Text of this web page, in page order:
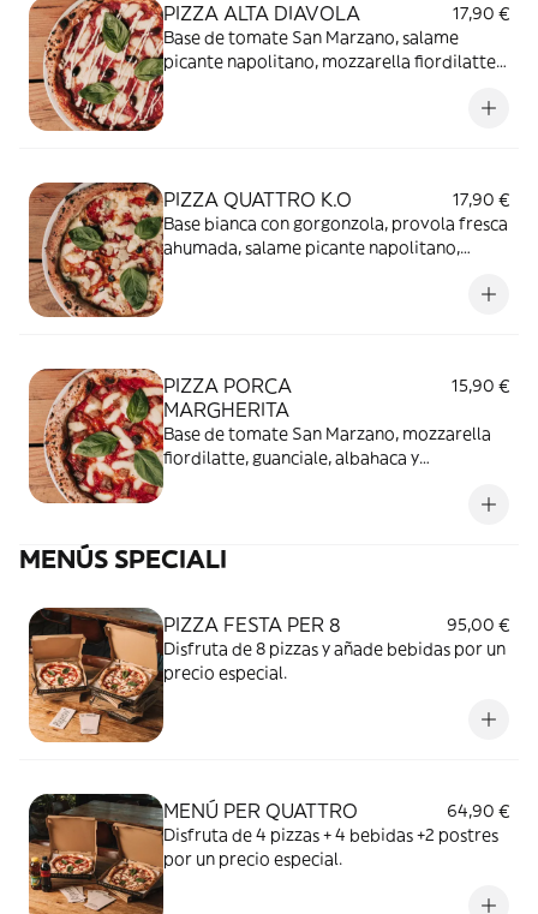
PIZZA ALTA DIAVOLA
17,90 €
Base de tomate San Marzano, salame
picante napolitano, mozzarella fiordilatte,
PIZZA QUATTRO K.O
17,90 €
Base bianca con gorgonzola, provola fresca
ahumada, salame picante napolitano,
PIZZA PORCA
MARGHERITA
15,90 €
Base de tomate San Marzano, mozzarella
fiordilatte, guanciale, albahaca y
MENÚS SPECIALI
PIZZA FESTA PER 8
95,00 €
Disfruta de 8 pizzas y añade bebidas por un
precio especial.
MENÚ PER QUATTRO
64,90 €
Disfruta de 4 pizzas + 4 bebidas +2 postres
por un precio especial.